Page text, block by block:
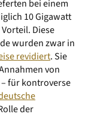
bei einem
10 Gigawatt
Diese
wurden zwar in
revidiert. Sie
von
für kontroverse
der